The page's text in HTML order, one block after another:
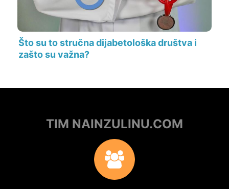
Što su to stručna dijabetološka društva i
zašto su važna?
TIM NAINZULINU.COM